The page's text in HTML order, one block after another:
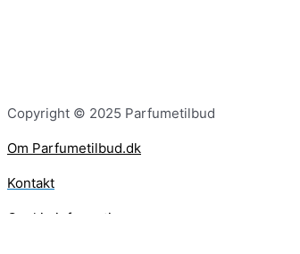
Copyright © 2025 Parfumetilbud
Om Parfumetilbud.dk
Kontakt
Cookie information